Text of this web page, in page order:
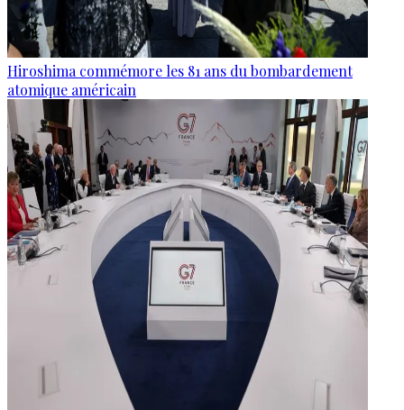
Hiroshima commémore les 81 ans du bombardement
atomique américain